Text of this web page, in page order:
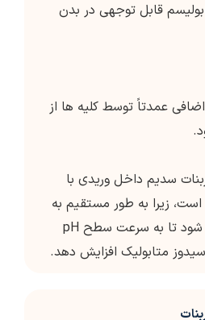
قابل توجهی در بدن
عمدتاً توسط کلیه ها از
سدیم داخل وریدی با
زیرا به طور مستقیم به
جریان خون تزریق می شود تا به سرعت سطح pH
متابولیک افزایش دهد.